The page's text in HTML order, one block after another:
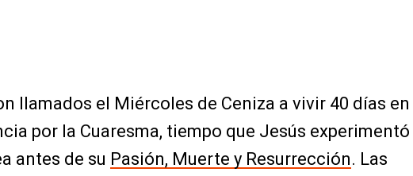
llamados el Miércoles de Ceniza a vivir 40 días en
por la Cuaresma, tiempo que Jesús experimentó
antes de su Pasión, Muerte y Resurrección. Las